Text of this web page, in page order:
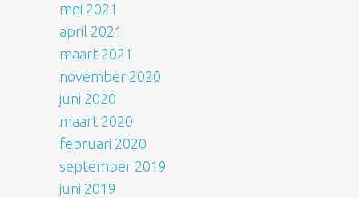
mei 2021
april 2021
maart 2021
november 2020
juni 2020
maart 2020
februari 2020
september 2019
juni 2019